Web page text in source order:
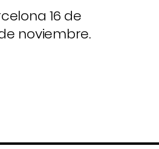
16 de
noviembre.